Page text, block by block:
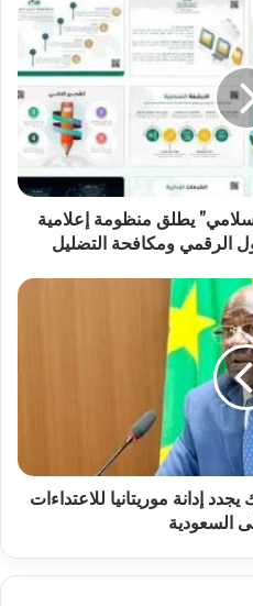
يطلق منظومة إعلامية
الرقمي ومكافحة التضليل
إدانة موريتانيا للاعتداءات
السعودية